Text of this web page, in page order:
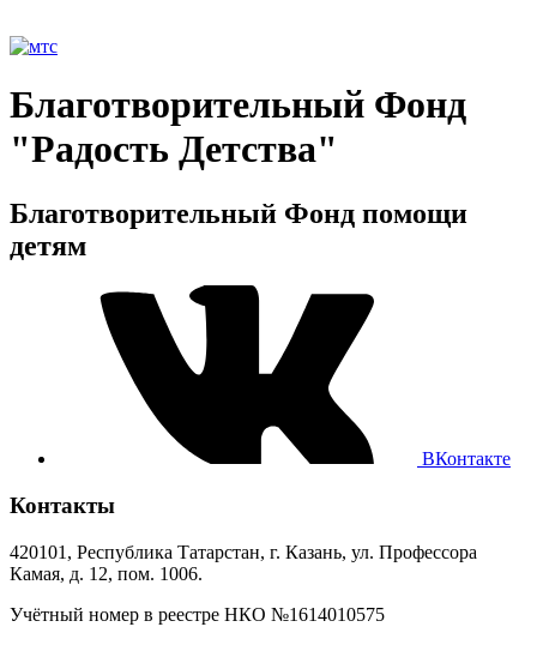
Благотворительный Фонд
"Радость Детства"
Благотворительный Фонд помощи
детям
ВКонтакте
Контакты
420101, Республика Татарстан, г. Казань, ул. Профессора
Камая, д. 12, пом. 1006.
Учётный номер в реестре НКО №1614010575